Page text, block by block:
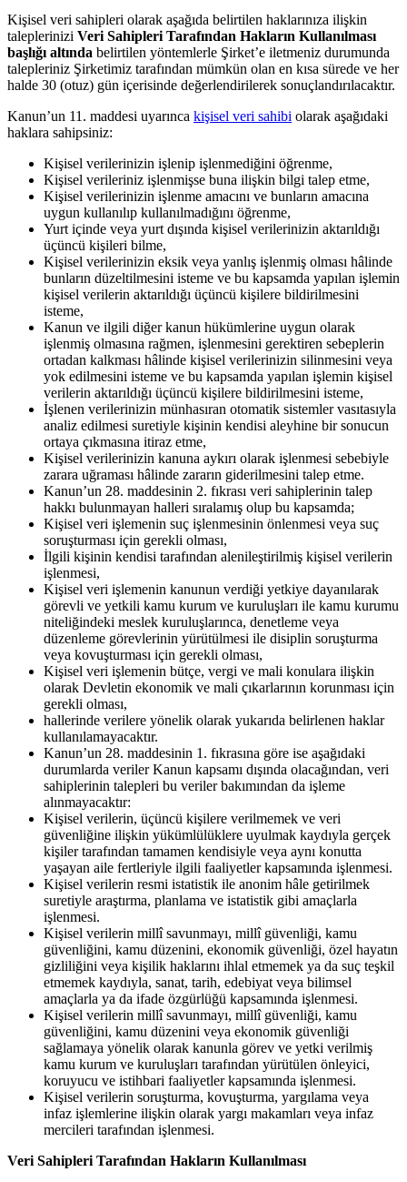
Kişisel veri sahipleri olarak aşağıda belirtilen haklarınıza ilişkin
taleplerinizi Veri Sahipleri Tarafından Hakların Kullanılması
başlığı altında belirtilen yöntemlerle Şirket’e iletmeniz durumunda
talepleriniz Şirketimiz tarafından mümkün olan en kısa sürede ve her
halde 30 (otuz) gün içerisinde değerlendirilerek sonuçlandırılacaktır.
Kanun’un 11. maddesi uyarınca kişisel veri sahibi olarak aşağıdaki
haklara sahipsiniz:
Kişisel verilerinizin işlenip işlenmediğini öğrenme,
Kişisel verileriniz işlenmişse buna ilişkin bilgi talep etme,
Kişisel verilerinizin işlenme amacını ve bunların amacına
uygun kullanılıp kullanılmadığını öğrenme,
Yurt içinde veya yurt dışında kişisel verilerinizin aktarıldığı
üçüncü kişileri bilme,
Kişisel verilerinizin eksik veya yanlış işlenmiş olması hâlinde
bunların düzeltilmesini isteme ve bu kapsamda yapılan işlemin
kişisel verilerin aktarıldığı üçüncü kişilere bildirilmesini
isteme,
Kanun ve ilgili diğer kanun hükümlerine uygun olarak
işlenmiş olmasına rağmen, işlenmesini gerektiren sebeplerin
ortadan kalkması hâlinde kişisel verilerinizin silinmesini veya
yok edilmesini isteme ve bu kapsamda yapılan işlemin kişisel
verilerin aktarıldığı üçüncü kişilere bildirilmesini isteme,
İşlenen verilerinizin münhasıran otomatik sistemler vasıtasıyla
analiz edilmesi suretiyle kişinin kendisi aleyhine bir sonucun
ortaya çıkmasına itiraz etme,
Kişisel verilerinizin kanuna aykırı olarak işlenmesi sebebiyle
zarara uğraması hâlinde zararın giderilmesini talep etme.
Kanun’un 28. maddesinin 2. fıkrası veri sahiplerinin talep
hakkı bulunmayan halleri sıralamış olup bu kapsamda;
Kişisel veri işlemenin suç işlenmesinin önlenmesi veya suç
soruşturması için gerekli olması,
İlgili kişinin kendisi tarafından alenileştirilmiş kişisel verilerin
işlenmesi,
Kişisel veri işlemenin kanunun verdiği yetkiye dayanılarak
görevli ve yetkili kamu kurum ve kuruluşları ile kamu kurumu
niteliğindeki meslek kuruluşlarınca, denetleme veya
düzenleme görevlerinin yürütülmesi ile disiplin soruşturma
veya kovuşturması için gerekli olması,
Kişisel veri işlemenin bütçe, vergi ve mali konulara ilişkin
olarak Devletin ekonomik ve mali çıkarlarının korunması için
gerekli olması,
hallerinde verilere yönelik olarak yukarıda belirlenen haklar
kullanılamayacaktır.
Kanun’un 28. maddesinin 1. fıkrasına göre ise aşağıdaki
durumlarda veriler Kanun kapsamı dışında olacağından, veri
sahiplerinin talepleri bu veriler bakımından da işleme
alınmayacaktır:
Kişisel verilerin, üçüncü kişilere verilmemek ve veri
güvenliğine ilişkin yükümlülüklere uyulmak kaydıyla gerçek
kişiler tarafından tamamen kendisiyle veya aynı konutta
yaşayan aile fertleriyle ilgili faaliyetler kapsamında işlenmesi.
Kişisel verilerin resmi istatistik ile anonim hâle getirilmek
suretiyle araştırma, planlama ve istatistik gibi amaçlarla
işlenmesi.
Kişisel verilerin millî savunmayı, millî güvenliği, kamu
güvenliğini, kamu düzenini, ekonomik güvenliği, özel hayatın
gizliliğini veya kişilik haklarını ihlal etmemek ya da suç teşkil
etmemek kaydıyla, sanat, tarih, edebiyat veya bilimsel
amaçlarla ya da ifade özgürlüğü kapsamında işlenmesi.
Kişisel verilerin millî savunmayı, millî güvenliği, kamu
güvenliğini, kamu düzenini veya ekonomik güvenliği
sağlamaya yönelik olarak kanunla görev ve yetki verilmiş
kamu kurum ve kuruluşları tarafından yürütülen önleyici,
koruyucu ve istihbari faaliyetler kapsamında işlenmesi.
Kişisel verilerin soruşturma, kovuşturma, yargılama veya
infaz işlemlerine ilişkin olarak yargı makamları veya infaz
mercileri tarafından işlenmesi.
Veri Sahipleri Tarafından Hakların Kullanılması